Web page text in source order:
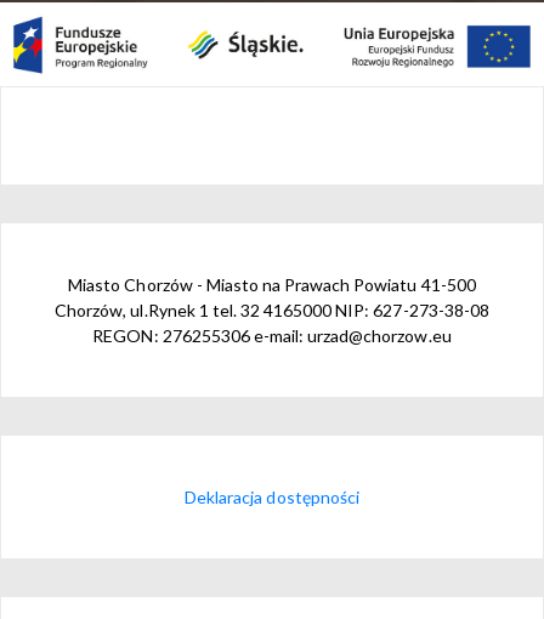
Miasto Chorzów - Miasto na Prawach Powiatu 41-500
Chorzów, ul.Rynek 1 tel. 32 4165000 NIP: 627-273-38-08
REGON: 276255306 e-mail: urzad@chorzow.eu
Deklaracja dostępności